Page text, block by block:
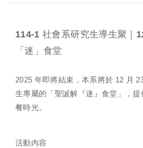
114-1 社會系研究生導生聚｜
「迷」食堂
2025 年即將結束，本系將於 12 月
生專屬的「聖誕解『迷』食堂」，
餐時光。
活動內容